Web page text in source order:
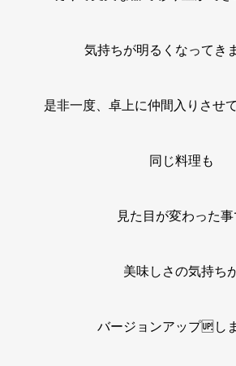
気持ちが明るくなってき
是非一度、卓上に仲間入りさせ
同じ料理も
見た目が変わった
美味しさの気持ち
バージョンアップ🆙し